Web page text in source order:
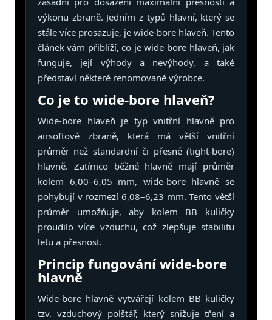
výkonu zbraně. Jedním z typů hlavní, který se
stále více prosazuje, je wide-bore hlaveň. Tento
článek vám přiblíží, co je wide-bore hlaveň, jak
funguje, její výhody a nevýhody, a také
představí některé renomované výrobce.
Co je to wide-bore hlaveň?
Wide-bore hlaveň je typ vnitřní hlavně pro
airsoftové zbraně, která má větší vnitřní
průměr než standardní či přesné (tight-bore)
hlavně. Zatímco běžné hlavně mají průměr
kolem 6,00–6,05 mm, wide-bore hlavně se
pohybují v rozmezí 6,08–6,23 mm. Tento větší
průměr umožňuje, aby kolem BB kuličky
proudilo více vzduchu, což zlepšuje stabilitu
letu a přesnost.
Princip fungování wide-bore
hlavně
Wide-bore hlavně vytvářejí kolem BB kuličky
tzv. vzduchový polštář, který snižuje tření a